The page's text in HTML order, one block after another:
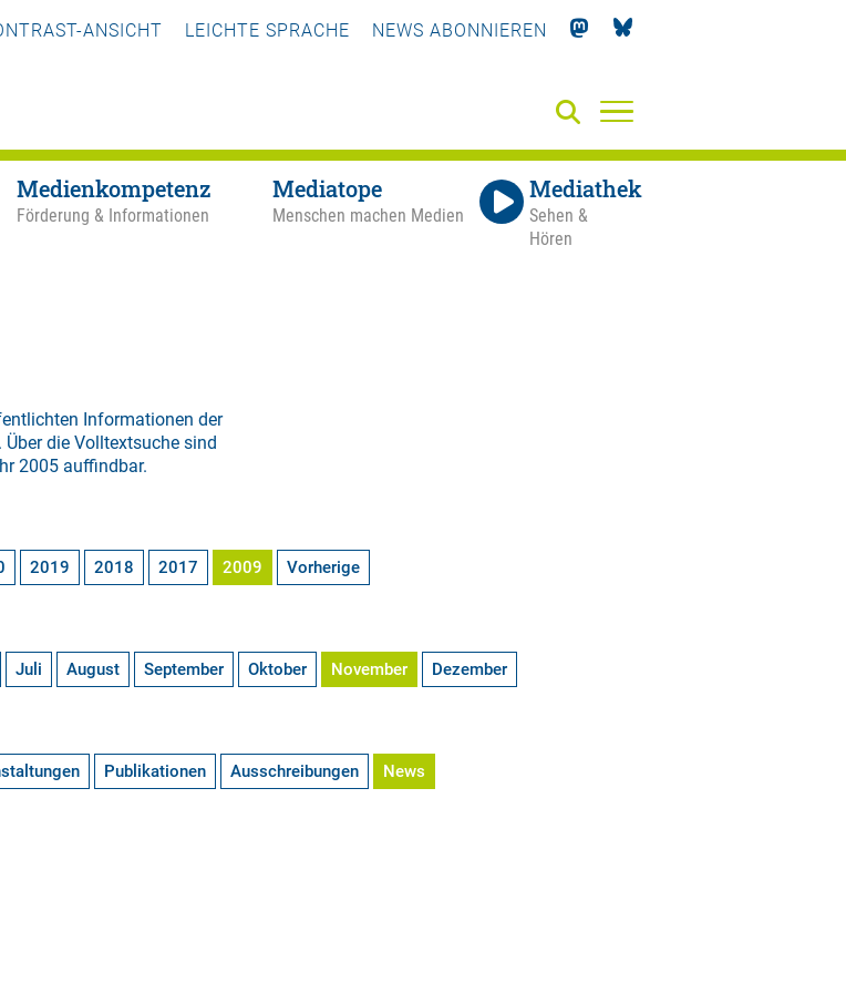
ANSICHT LEICHTE SPRACHE NEWS ABONNIEREN
Medienkompetenz
Förderung & Informationen
Mediatope
Menschen machen Medien
Mediathek
Sehen &
Hören
Informationen der
die Volltextsuche sind
2005 auffindbar.
2019 2018 2017 2009 Vorherige
Juli August September Oktober November Dezember
Publikationen Ausschreibungen News